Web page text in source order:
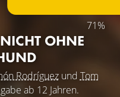
71%
OHNE
Rodríguezund Tom
ab 12 Jahren.